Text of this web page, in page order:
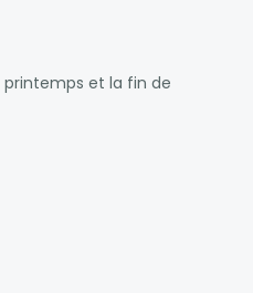
printemps et la fin de